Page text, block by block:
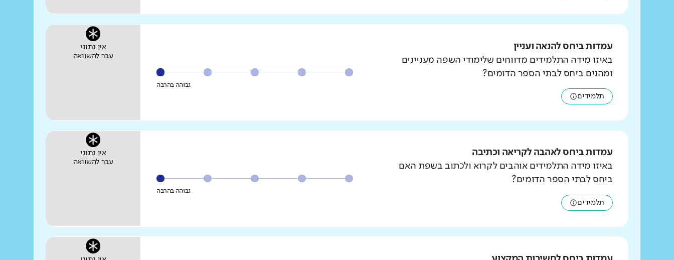
עמדות ביחס להנאה ועניין
באיזו מידה התלמידים מדווחים שלימודי השפה מעניינים
ומהנים ביחס לבתי הספר הדומים?
תלמידים
גבוהה בהרבה
אין נתוני
עבר להשוואה
עמדות ביחס לאהבה לקריאה וכתיבה
באיזו מידה התלמידים אוהבים לקרוא ולכתוב בשפת האם
ביחס לבתי הספר הדומים?
תלמידים
גבוהה בהרבה
אין נתוני
עבר להשוואה